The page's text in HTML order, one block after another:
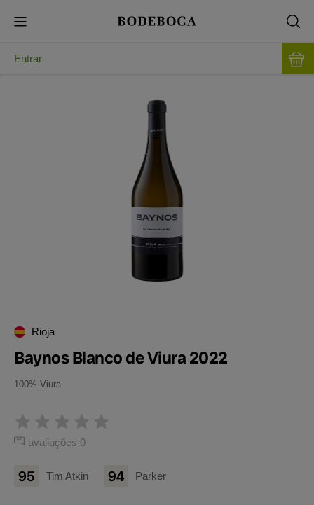
Entrar
Rioja
Baynos Blanco de Viura 2022
100% Viura
avaliações 0
95 Tim Atkin 94 Parker